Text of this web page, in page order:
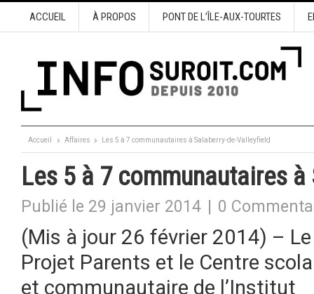
ACCUEIL À PROPOS PONT DE L’ÎLE-AUX-TOURTES
Accueil Affaires Les 5 à 7 communautaires à Salaberry-de-Valleyfield
Les 5 à 7 communautaires
Publié le 29 janvier 2014 0
(Mis à jour 26 février 2014) – Le
Projet Parents et le Centre
et communautaire de l’Institut